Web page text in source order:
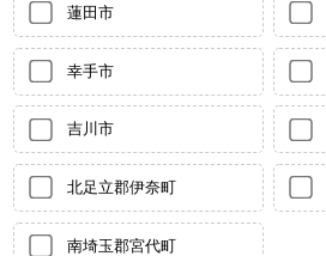
蓮田市
幸手市
吉川市
北足立郡伊奈町
南埼玉郡宮代町